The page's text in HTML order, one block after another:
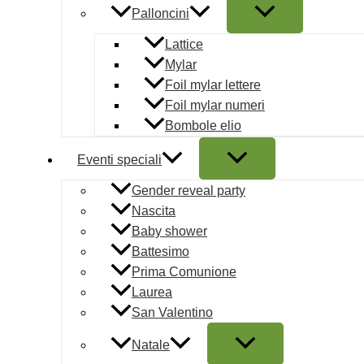
Palloncini
Lattice
Mylar
Foil mylar lettere
Foil mylar numeri
Bombole elio
Eventi speciali
Gender reveal party
Nascita
Baby shower
Battesimo
Prima Comunione
Laurea
San Valentino
Natale
Batteria
Candeline
Candela
4,99